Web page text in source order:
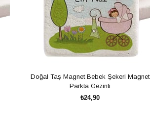
Doğal Taş Magnet Bebek Şekeri Magnet
Parkta Gezinti
₺24,90